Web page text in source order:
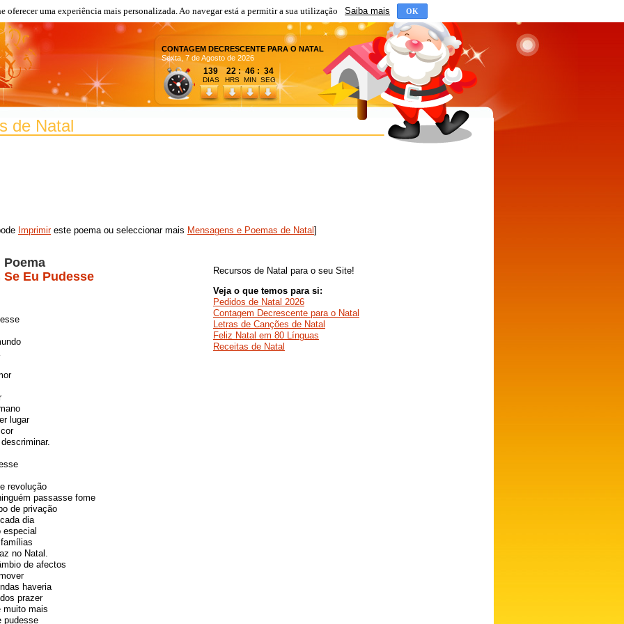
oferecer uma experiência mais personalizada. Ao navegar está a permitir a sua utilização Saiba mais OK
CONTAGEM DECRESCENTE PARA O NATAL
Sexta, 7 de Agosto de 2026
139 22 : 46 : 34
DIAS HRS MIN SEG
de Natal
Imprimireste poema ou seleccionar mais Mensagens e Poemas de Natal]
Poema
Se Eu Pudesse
lugar
revolução
passasse fome
de privação
dia
especial
no Natal.
de afectos
haveria
prazer
muito mais
pudesse
Recursos de Natal para o seu Site!
Veja o que temos para si:
Pedidos de Natal 2026
Contagem Decrescente para o Natal
Letras de Canções de Natal
Feliz Natal em 80 Línguas
Receitas de Natal